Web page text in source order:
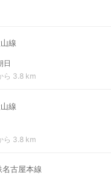
線
日
ら 3.8 km
線
ら 3.8 km
名古屋本線